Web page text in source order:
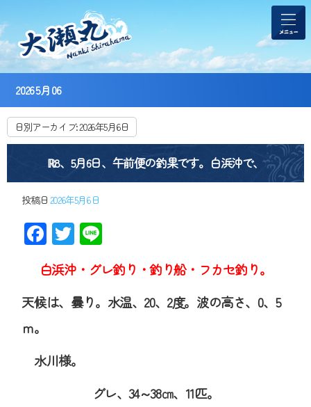
2026 5月 06
日別アーカイブ:2026年5月6日
ℝ8、5月6日、午前便の釣果です。白浜沖で、
投稿日 2026年5月6日
Facebook
Twitter
白浜沖・グレ釣り・釣り船・フカセ釣り。
天候は、曇り。水温、20、2度。波の高さ、0、5
ｍ。
水川様。
グレ、34～38㎝、11匹。